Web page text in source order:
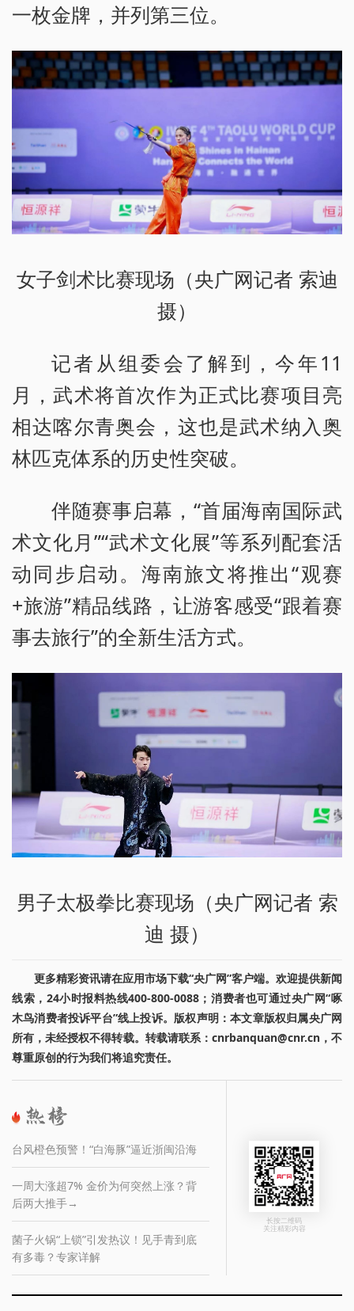
一枚金牌，并列第三位。
女子剑术比赛现场（央广网记者 索迪
摄）
记者从组委会了解到，今年11
月，武术将首次作为正式比赛项目亮
相达喀尔青奥会，这也是武术纳入奥
林匹克体系的历史性突破。
伴随赛事启幕，“首届海南国际武
术文化月”“武术文化展”等系列配套活
动同步启动。海南旅文将推出“观赛
+旅游”精品线路，让游客感受“跟着赛
事去旅行”的全新生活方式。
男子太极拳比赛现场（央广网记者 索
迪 摄）
更多精彩资讯请在应用市场下载“央广网”客户端。欢迎提供新闻
线索，24小时报料热线400-800-0088；消费者也可通过央广网“啄
木鸟消费者投诉平台”线上投诉。版权声明：本文章版权归属央广网
所有，未经授权不得转载。转载请联系：cnrbanquan@cnr.cn，不
尊重原创的行为我们将追究责任。
台风橙色预警！“白海豚”逼近浙闽沿海
一周大涨超7% 金价为何突然上涨？背
后两大推手→
菌子火锅“上锁”引发热议！见手青到底
有多毒？专家详解
长按二维码
关注精彩内容